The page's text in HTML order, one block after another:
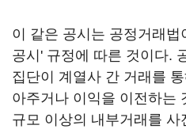
이 같은 공시는 공정거래
공시' 규정에 따른 것이다.
집단이 계열사 간 거래를
아주거나 이익을 이전하는
규모 이상의 내부거래를